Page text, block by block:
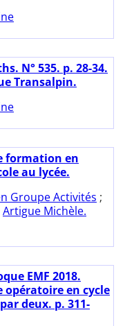
N° 535. p. 28-34.
Transalpin.
formation en
au lycée.
Groupe Activités ;
Artigue Michèle.
EMF 2018.
en cycle
deux. p. 311-